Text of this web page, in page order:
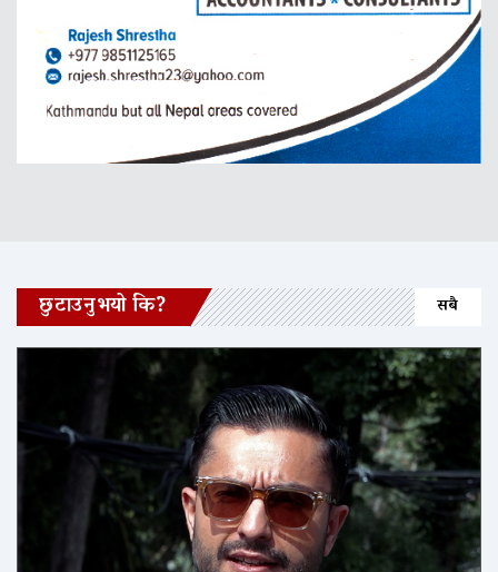
छुटाउनुभयो कि? सबै